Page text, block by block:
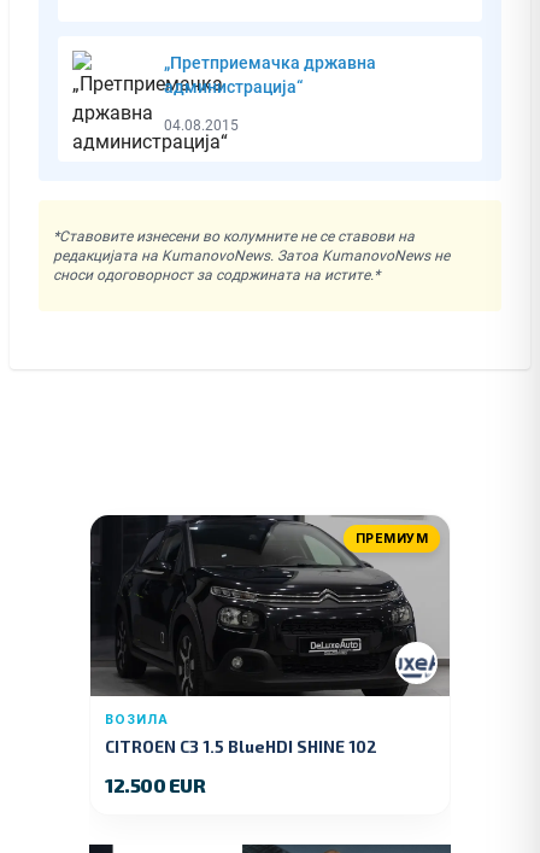
„Претприемачка државна
администрација“
04.08.2015
*Ставовите изнесени во колумните не се ставови на
редакцијата на KumanovoNews. Затоа KumanovoNews не
сноси одоговорност за содржината на истите.*
ПРЕМИУМ
ВОЗИЛА
CITROEN C3 1.5 BlueHDI SHINE 102
12.500 EUR